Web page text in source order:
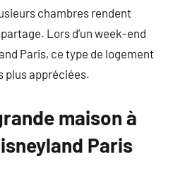
chambres rendent
Lors d’un week-end
Paris, ce type de logement
plus appréciées.
maison à
Paris